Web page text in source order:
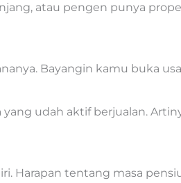
atau pengen punya
Bayangin kamu buka
udah aktif berjualan.
Harapan tentang masa